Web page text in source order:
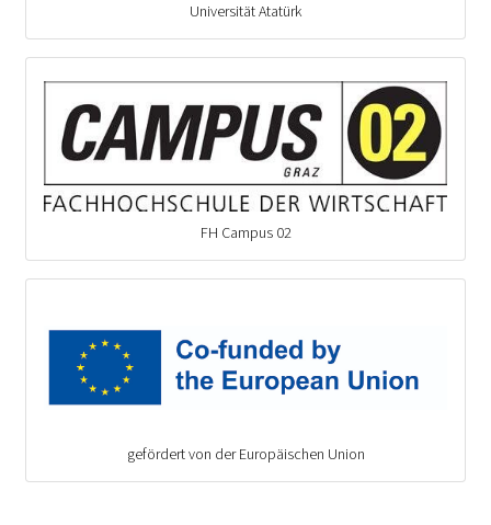
Universität Atatürk
FH Campus 02
gefördert von der Europäischen Union